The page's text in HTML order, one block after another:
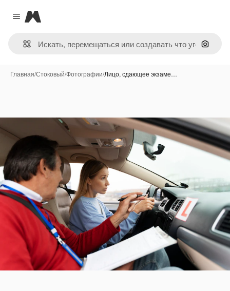
Close menu
Magnific
Поиск
Главная/Стоковый/Фотографии/Лицо, сдающее экзаме…